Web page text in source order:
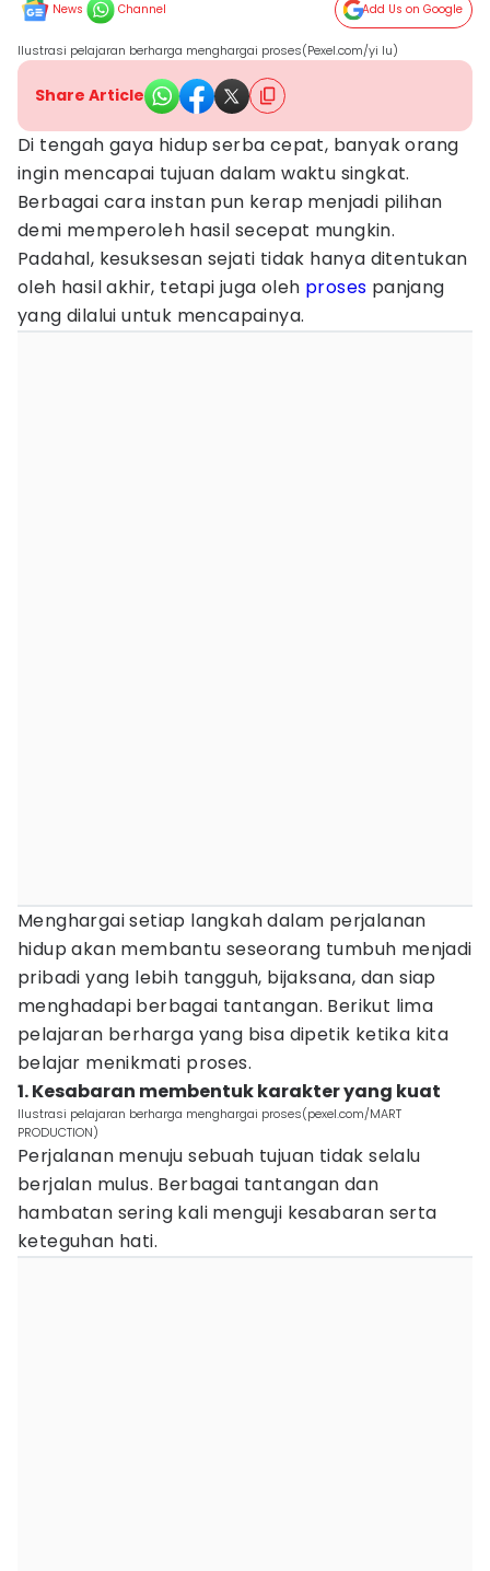
News Channel Add Us on Google
Ilustrasi pelajaran berharga menghargai proses(Pexel.com/yi lu)
Share Article
Di tengah gaya hidup serba cepat, banyak orang
ingin mencapai tujuan dalam waktu singkat.
Berbagai cara instan pun kerap menjadi pilihan
demi memperoleh hasil secepat mungkin.
Padahal, kesuksesan sejati tidak hanya ditentukan
oleh hasil akhir, tetapi juga oleh proses panjang
yang dilalui untuk mencapainya.
Menghargai setiap langkah dalam perjalanan
hidup akan membantu seseorang tumbuh menjadi
pribadi yang lebih tangguh, bijaksana, dan siap
menghadapi berbagai tantangan. Berikut lima
pelajaran berharga yang bisa dipetik ketika kita
belajar menikmati proses.
1. Kesabaran membentuk karakter yang kuat
Ilustrasi pelajaran berharga menghargai proses(pexel.com/MART
PRODUCTION)
Perjalanan menuju sebuah tujuan tidak selalu
berjalan mulus. Berbagai tantangan dan
hambatan sering kali menguji kesabaran serta
keteguhan hati.